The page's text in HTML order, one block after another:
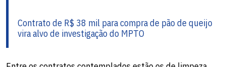
Contrato de R$ 38 mil para compra de pão de queijo
vira alvo de investigação do MPTO